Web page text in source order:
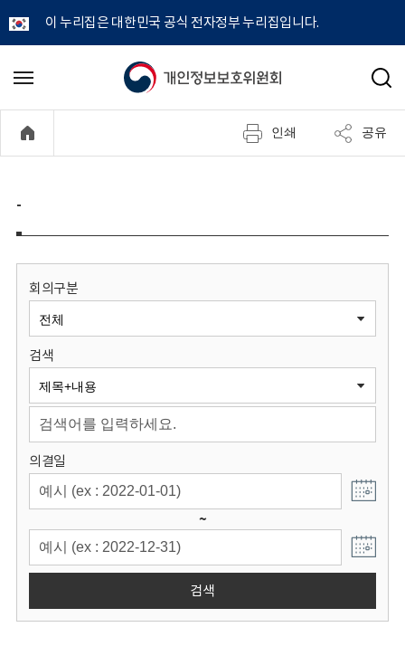
이 누리집은 대한민국 공식 전자정부 누리집입니다.
개
정
보
원
회
메
기
검
인쇄 공유
-
회의구분
검색
의결일
~
검색